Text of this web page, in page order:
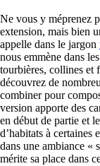
Ne vous y méprenez
extension, mais bien
appelle dans le jargon
nous emmène dans
tourbières, collines et
découvrez de
combiner pour
version apporte des
en début de partie et
d’habitats à certaines
dans une ambiance «
mérite sa place dans